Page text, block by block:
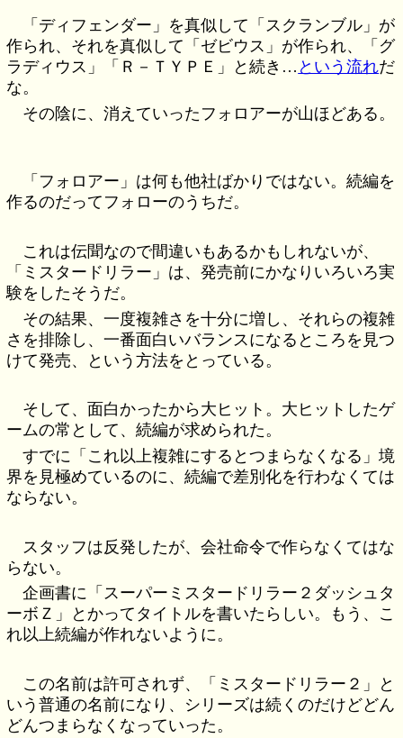
「ディフェンダー」を真似して「スクランブル」が
作られ、それを真似して「ゼビウス」が作られ、「グ
ラディウス」「Ｒ－ＴＹＰＥ」と続き… という流れだ
な。
その陰に、消えていったフォロアーが山ほどある。
「フォロアー」は何も他社ばかりではない。続編を
作るのだってフォローのうちだ。
これは伝聞なので間違いもあるかもしれないが、
「ミスタードリラー」は、発売前にかなりいろいろ実
験をしたそうだ。
その結果、一度複雑さを十分に増し、それらの複雑
さを排除し、一番面白いバランスになるところを見つ
けて発売、という方法をとっている。
そして、面白かったから大ヒット。大ヒットしたゲ
ームの常として、続編が求められた。
すでに「これ以上複雑にするとつまらなくなる」境
界を見極めているのに、続編で差別化を行わなくては
ならない。
スタッフは反発したが、会社命令で作らなくてはな
らない。
企画書に「スーパーミスタードリラー２ダッシュタ
ーボＺ」とかってタイトルを書いたらしい。もう、こ
れ以上続編が作れないように。
この名前は許可されず、「ミスタードリラー２」と
いう普通の名前になり、シリーズは続くのだけどどん
どんつまらなくなっていった。